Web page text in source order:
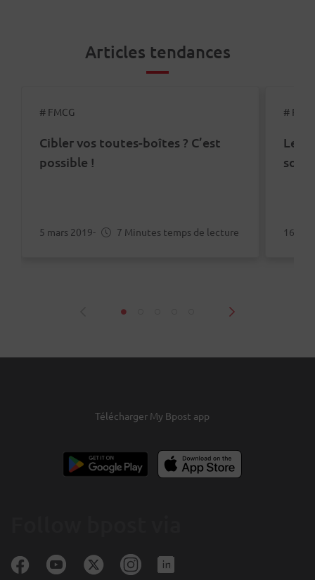
Articles tendances
# FMCG
Cibler vos toutes-boîtes ? C’est
possible !
5 mars 2019- 7 Minutes temps de lecture
#
Le
son
16
Télécharger My Bpost app